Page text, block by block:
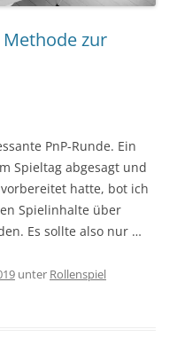
zur
PnP-Runde. Ein
Spieltag abgesagt und
hatte, bot ich
Spielinhalte über
Es sollte also nur …
unter Rollenspiel